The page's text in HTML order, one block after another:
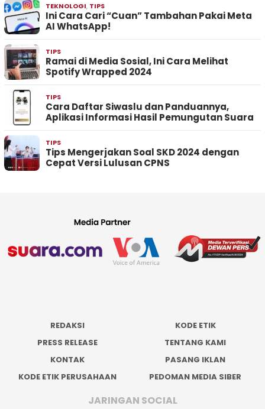
TEKNOLOGI, TIPS
Ini Cara Cari “Cuan” Tambahan Pakai Meta
AI WhatsApp!
TIPS
Ramai di Media Sosial, Ini Cara Melihat
Spotify Wrapped 2024
TIPS
Cara Daftar Siwaslu dan Panduannya,
Aplikasi Informasi Hasil Pemungutan Suara
TIPS
Tips Mengerjakan Soal SKD 2024 dengan
Cepat Versi Lulusan CPNS
REDAKSI
KODE ETIK
PRESS RELEASE
TENTANG KAMI
KONTAK
PASANG IKLAN
KODE ETIK PERUSAHAAN
PEDOMAN MEDIA SIBER
JARINGAN SOCIAL